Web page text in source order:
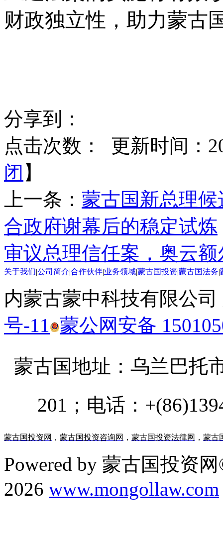
财政独立性，助力蒙古
分享到：
点击次数：
更新时间：
闭 】
上一条： 蒙古国新总理
合政府谢幕后的稳定试炼
审议总理信任案，奥云
关于我们 公司简介 合作伙伴 业务领域 蒙古国投资 蒙古国法务
内蒙古蒙中科技有限公
号-11 蒙公网安备
蒙古国地址： 乌兰巴托
201；电话：
蒙古国投资网 ， 蒙古国投资咨询网 ， 蒙古国投资法律网 ， 蒙古
Powered by 蒙古国投资
2026 www.mongollaw.com